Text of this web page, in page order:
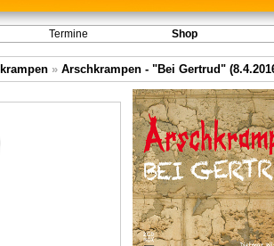
Termine Shop
» Arschkrampen - "Bei Gertrud"